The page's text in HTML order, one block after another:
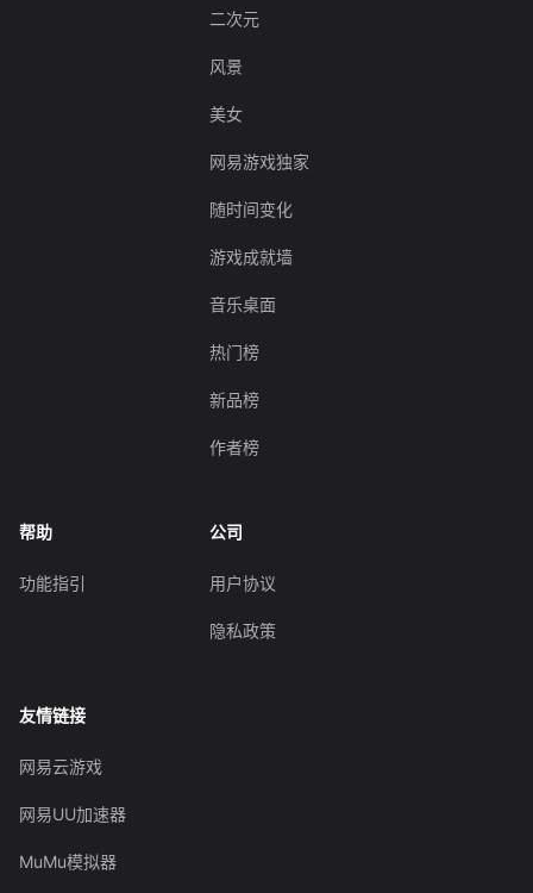
二次元
风景
美女
网易游戏独家
随时间变化
游戏成就墙
音乐桌面
热门榜
新品榜
作者榜
帮助
功能指引
公司
用户协议
隐私政策
友情链接
网易云游戏
网易UU加速器
MuMu模拟器